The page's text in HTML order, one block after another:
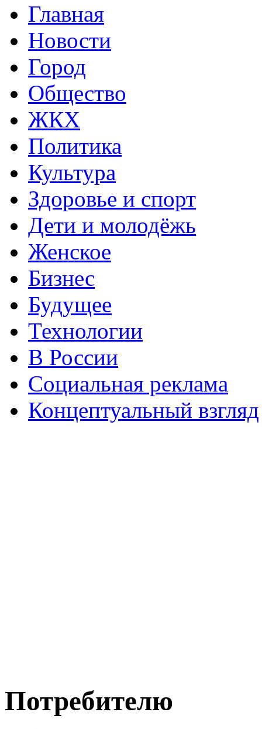
Главная
Новости
Город
Общество
ЖКХ
Политика
Культура
Здоровье и спорт
Дети и молодёжь
Женское
Бизнес
Будущее
Технологии
В России
Социальная реклама
Концептуальный взгляд
Потребителю